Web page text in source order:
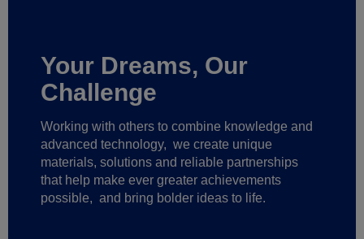
Your Dreams, Our
Challenge
Working with others to combine knowledge and
advanced technology, we create unique
materials, solutions and reliable partnerships
that help make ever greater achievements
possible, and bring bolder ideas to life.